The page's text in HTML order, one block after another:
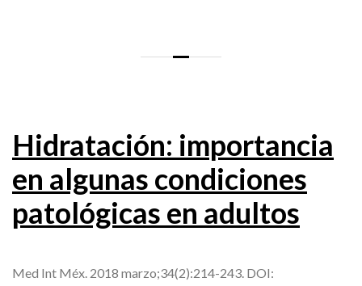
Hidratación: importancia
en algunas condiciones
patológicas en adultos
Med Int Méx. 2018 marzo;34(2):214-243. DOI: